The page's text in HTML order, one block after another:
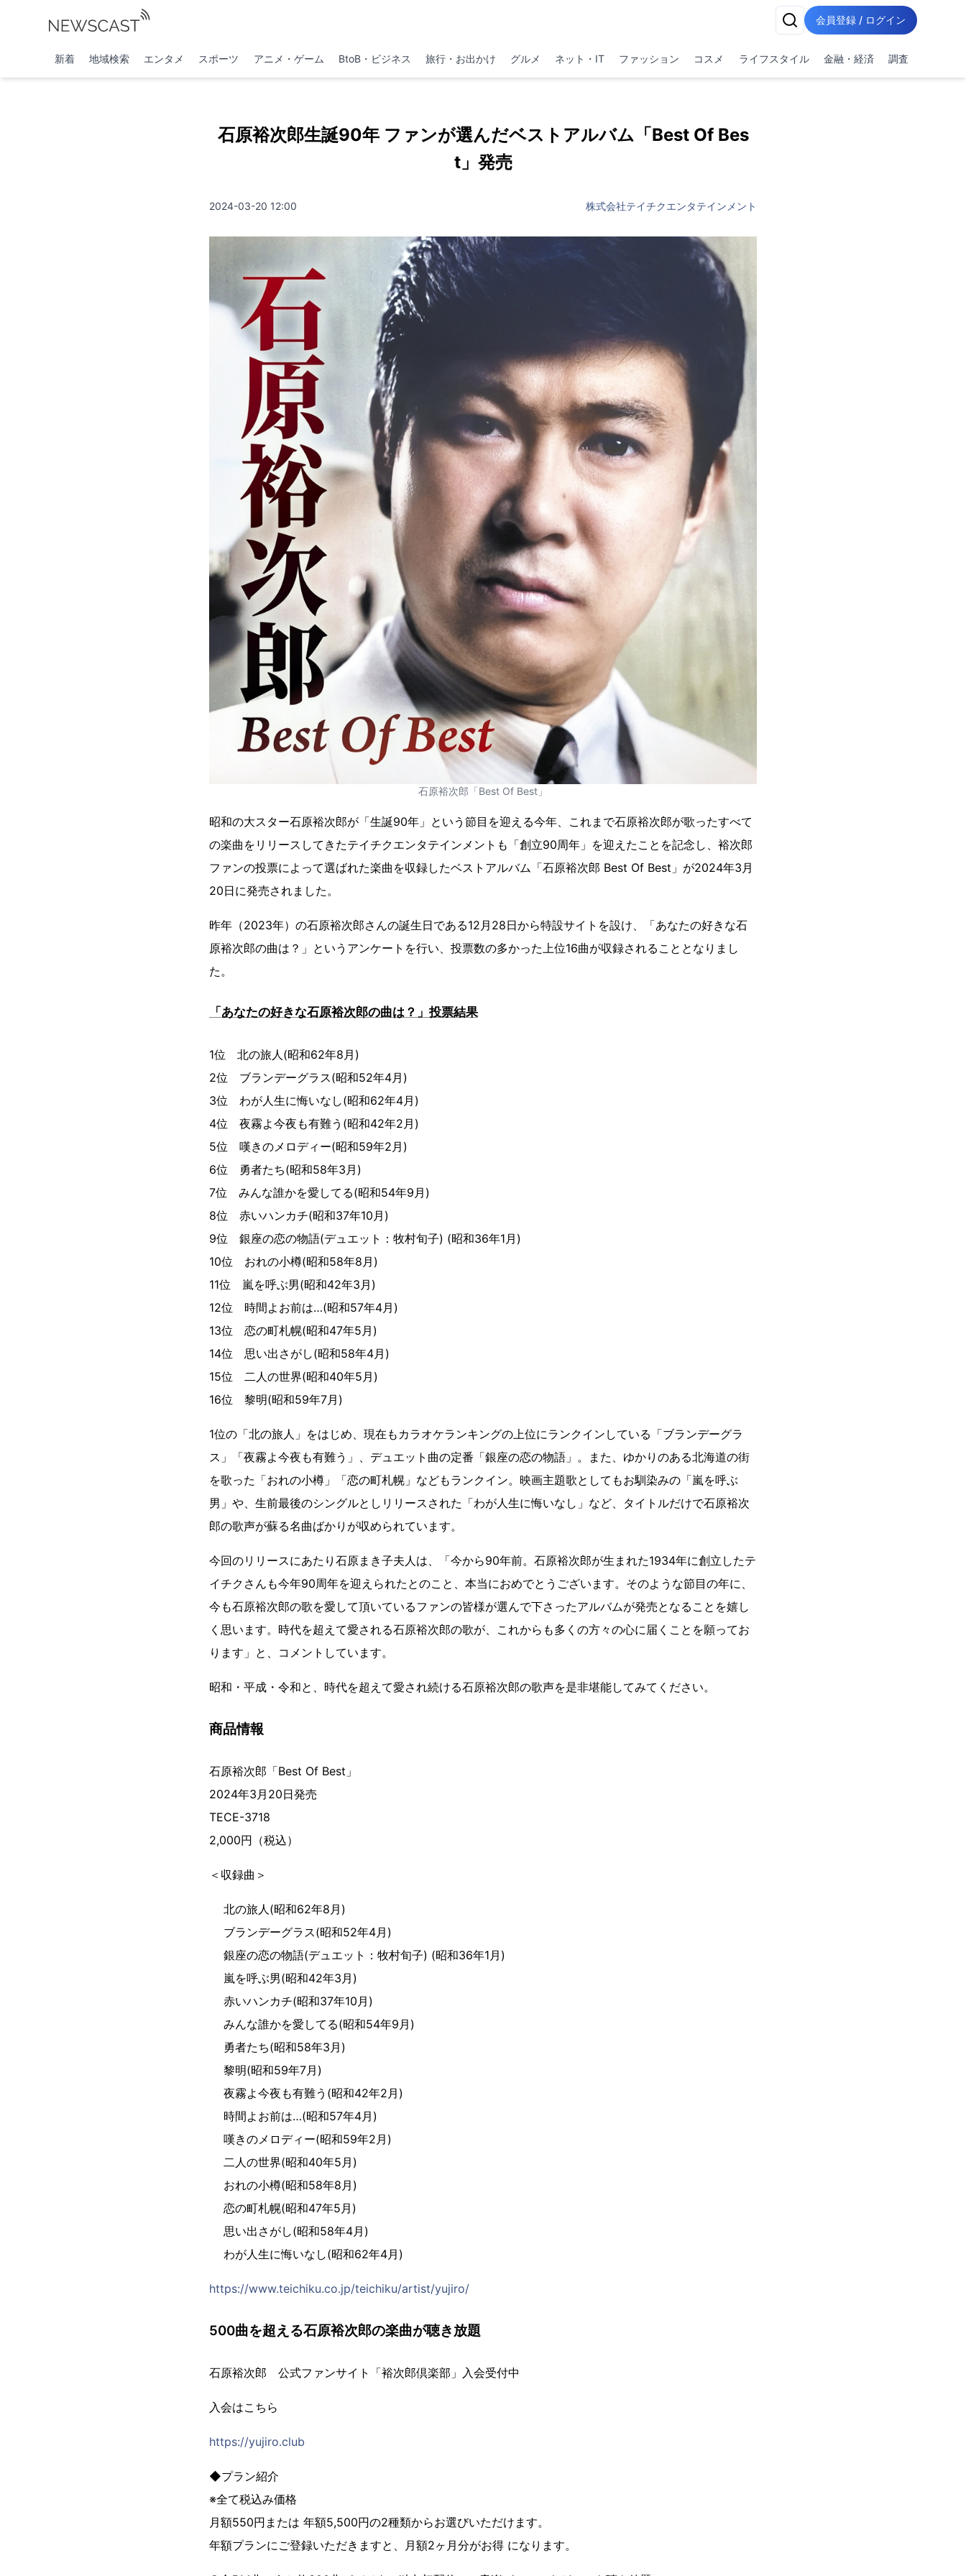
会員登録 / ログイン
新着 地域検索 エンタメ スポーツ アニメ・ゲーム BtoB・ビジネス 旅行・お出かけ グルメ ネット・IT ファッション コスメ ライフスタイル 金融・経済 調査
石原裕次郎生誕90年 ファンが選んだベストアルバム「Best Of Bes
t」発売
2024-03-20 12:00 株式会社テイチクエンタテインメント
石原裕次郎「Best Of Best」
昭和の大スター石原裕次郎が「生誕90年」という節目を迎える今年、これまで石原裕次郎が歌ったすべて
の楽曲をリリースしてきたテイチクエンタテインメントも「創立90周年」を迎えたことを記念し、裕次郎
ファンの投票によって選ばれた楽曲を収録したベストアルバム「石原裕次郎 Best Of Best」が2024年3月
20日に発売されました。
昨年（2023年）の石原裕次郎さんの誕生日である12月28日から特設サイトを設け、「あなたの好きな石
原裕次郎の曲は？」というアンケートを行い、投票数の多かった上位16曲が収録されることとなりまし
た。
「あなたの好きな石原裕次郎の曲は？」投票結果
1位 北の旅人(昭和62年8月)
2位 ブランデーグラス(昭和52年4月)
3位 わが人生に悔いなし(昭和62年4月)
4位 夜霧よ今夜も有難う(昭和42年2月)
5位 嘆きのメロディー(昭和59年2月)
6位 勇者たち(昭和58年3月)
7位 みんな誰かを愛してる(昭和54年9月)
8位 赤いハンカチ(昭和37年10月)
9位 銀座の恋の物語(デュエット：牧村旬子) (昭和36年1月)
10位 おれの小樽(昭和58年8月)
11位 嵐を呼ぶ男(昭和42年3月)
12位 時間よお前は…(昭和57年4月)
13位 恋の町札幌(昭和47年5月)
14位 思い出さがし(昭和58年4月)
15位 二人の世界(昭和40年5月)
16位 黎明(昭和59年7月)
1位の「北の旅人」をはじめ、現在もカラオケランキングの上位にランクインしている「ブランデーグラ
ス」「夜霧よ今夜も有難う」、デュエット曲の定番「銀座の恋の物語」。また、ゆかりのある北海道の街
を歌った「おれの小樽」「恋の町札幌」などもランクイン。映画主題歌としてもお馴染みの「嵐を呼ぶ
男」や、生前最後のシングルとしリリースされた「わが人生に悔いなし」など、タイトルだけで石原裕次
郎の歌声が蘇る名曲ばかりが収められています。
今回のリリースにあたり石原まき子夫人は、「今から90年前。石原裕次郎が生まれた1934年に創立したテ
イチクさんも今年90周年を迎えられたとのこと、本当におめでとうございます。そのような節目の年に、
今も石原裕次郎の歌を愛して頂いているファンの皆様が選んで下さったアルバムが発売となることを嬉し
く思います。時代を超えて愛される石原裕次郎の歌が、これからも多くの方々の心に届くことを願ってお
ります」と、コメントしています。
昭和・平成・令和と、時代を超えて愛され続ける石原裕次郎の歌声を是非堪能してみてください。
商品情報
石原裕次郎「Best Of Best」
2024年3月20日発売
TECE-3718
2,000円（税込）
＜収録曲＞
北の旅人(昭和62年8月)
ブランデーグラス(昭和52年4月)
銀座の恋の物語(デュエット：牧村旬子) (昭和36年1月)
嵐を呼ぶ男(昭和42年3月)
赤いハンカチ(昭和37年10月)
みんな誰かを愛してる(昭和54年9月)
勇者たち(昭和58年3月)
黎明(昭和59年7月)
夜霧よ今夜も有難う(昭和42年2月)
時間よお前は…(昭和57年4月)
嘆きのメロディー(昭和59年2月)
二人の世界(昭和40年5月)
おれの小樽(昭和58年8月)
恋の町札幌(昭和47年5月)
思い出さがし(昭和58年4月)
わが人生に悔いなし(昭和62年4月)
https://www.teichiku.co.jp/teichiku/artist/yujiro/
500曲を超える石原裕次郎の楽曲が聴き放題
石原裕次郎 公式ファンサイト「裕次郎倶楽部」入会受付中
入会はこちら
https://yujiro.club
◆プラン紹介
※全て税込み価格
月額550円または 年額5,500円の2種類からお選びいただけます。
年額プランにご登録いただきますと、月額2ヶ月分がお得 になります。